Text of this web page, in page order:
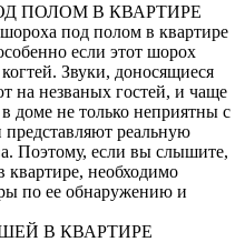
ПОЛОМ В КВАРТИРЕ
под полом в квартире
если этот шорох
Звуки, доносящиеся
на незваных гостей, и чаще
не только неприятны с
представляют реальную
Поэтому, если вы слышите,
квартире, необходимо
по ее обнаружению и
В КВАРТИРЕ